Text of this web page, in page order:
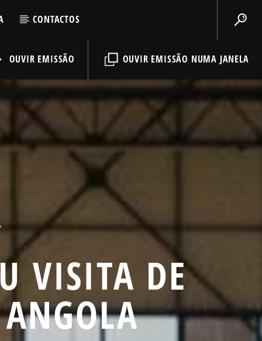
CONTACTOS
OUVIR EMISSÃO NUMA JANELA
OUVIR EMISSÃO
VISITA DE